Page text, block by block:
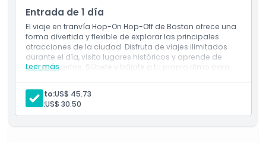
Inclusiones
Política para Niños y Adultos
Exclusiones
Entrada de 1 día
El viaje en tranvía Hop-On Hop-Off de Boston ofrece una
forma divertida y flexible de explorar las principales
atracciones de la ciudad. Disfruta de viajes ilimitados
durante el día, visita lugares históricos y aprende de
guías expertos. Súbete y bájate a tu propio ritmo para
panorámicas de Boston.
Leer más
Adulto:US$ 45.73
Niño:US$ 30.50